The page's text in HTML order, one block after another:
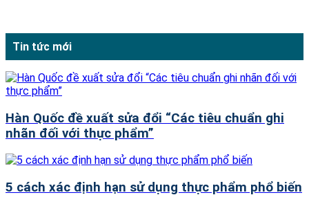
Tin tức mới
Hàn Quốc đề xuất sửa đổi “Các tiêu chuẩn ghi
nhãn đối với thực phẩm”
5 cách xác định hạn sử dụng thực phẩm phổ biến